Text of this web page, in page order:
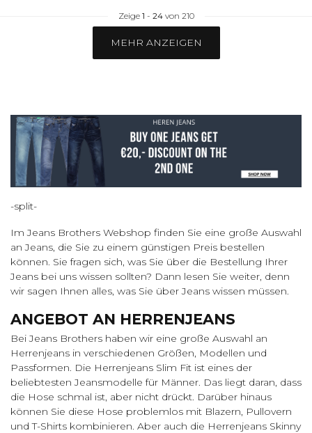
Zeige 1 - 24von 210
MEHR ANZEIGEN
-split-
Im Jeans Brothers Webshop finden Sie eine große Auswahl
an Jeans, die Sie zu einem günstigen Preis bestellen
können. Sie fragen sich, was Sie über die Bestellung Ihrer
Jeans bei uns wissen sollten? Dann lesen Sie weiter, denn
wir sagen Ihnen alles, was Sie über Jeans wissen müssen.
ANGEBOT AN HERRENJEANS
Bei Jeans Brothers haben wir eine große Auswahl an
Herrenjeans in verschiedenen Größen, Modellen und
Passformen. Die Herrenjeans Slim Fit ist eines der
beliebtesten Jeansmodelle für Männer. Das liegt daran, dass
die Hose schmal ist, aber nicht drückt. Darüber hinaus
können Sie diese Hose problemlos mit Blazern, Pullovern
und T-Shirts kombinieren. Aber auch die Herrenjeans Skinny